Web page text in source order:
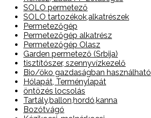
SOLO permetező
SOLO tartozékok,alkatrészek
Permetezőgép
Permetezőgép alkatrész
Permetezőgép Olasz
Garden permetező (Srbija)
tisztítószer, szennyvízkezelő
Bio/öko gazdaságban használható
Hólapát, Terménylapát
öntözés locsolás
Tartály,ballon,hordó,kanna
Bozótvágó